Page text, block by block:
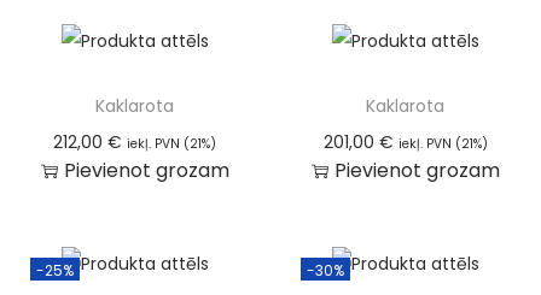
Kaklarota
212,00€ iekļ. PVN (21%)
Pievienot grozam
Kaklarota
201,00 € iekļ. PVN (21%)
Pievienot grozam
-25% -30%